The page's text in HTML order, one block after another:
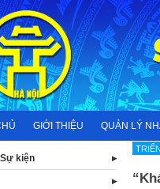
GIỚI THIỆU QUẢN LÝ
kiện